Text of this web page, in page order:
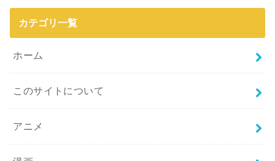
カテゴリ一覧
ホーム
このサイトについて
アニメ